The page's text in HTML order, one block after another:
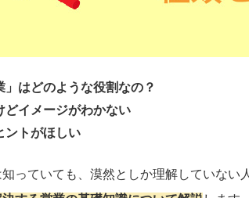
はどのような役割なの？
どイメージがわかない
ントがほしい
知っていても、漠然としか理解していない